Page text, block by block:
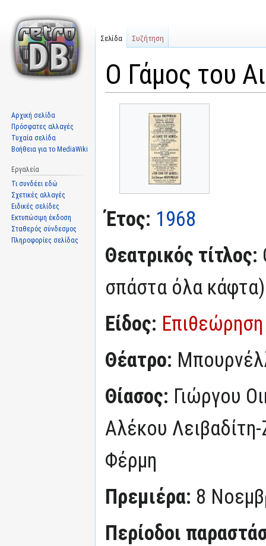
Ο Γάμος του
Έτος: 1968
Θεατρικός τίτλος:
σπάστα όλα κάφτα)
Είδος: Επιθεώρηση
Θέατρο:
Θίασος: Γιώργου
Αλέκου
Φέρμη
Πρεμιέρα: 8
Περίοδοι
Σελίδα Συζήτηση
Αρχική σελίδα
Πρόσφατες αλλαγές
Τυχαία σελίδα
Βοήθεια για το MediaWiki
Εργαλεία
Τι συνδέει εδώ
Σχετικές αλλαγές
Ειδικές σελίδες
Εκτυπώσιμη έκδοση
Σταθερός σύνδεσμος
Πληροφορίες σελίδας